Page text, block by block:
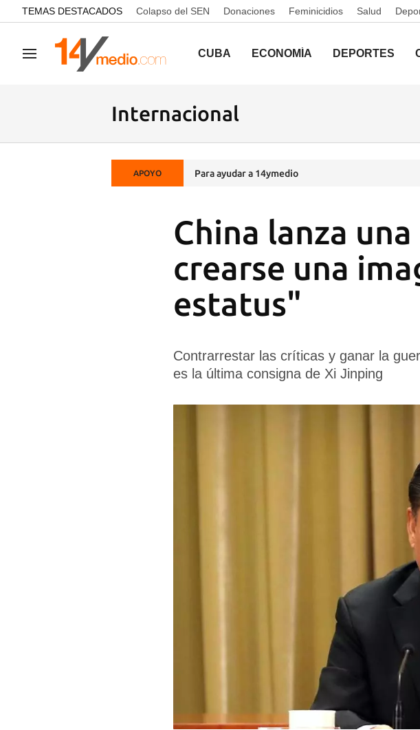
common.go-to-content
TEMAS DESTACADOS Colapso del SEN Donaciones Feminicidios Salud
Navegación CUBA ECONOMÍA DEPORTES
Internacional
APOYO Para ayudar a 14ymedio
China lanza
crearse una
estatus"
Contrarrestar las críticas y ganar la
es la última consigna de Xi Jinping